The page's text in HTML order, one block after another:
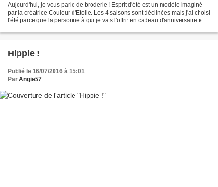
Aujourd'hui, je vous parle de broderie ! Esprit d'été est un modèle imaginé
par la créatrice Couleur d'Etoile. Les 4 saisons sont déclinées mais j'ai choisi
l'été parce que la personne à qui je vais l'offrir en cadeau d'anniversaire est
Hippie !
Publié le 16/07/2016 à 15:01
Par Angie57